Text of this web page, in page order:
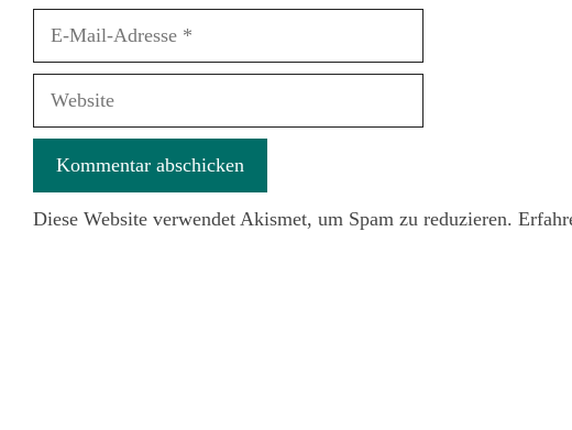
Website
Diese Website verwendet Akismet, um Spam zu reduzieren.